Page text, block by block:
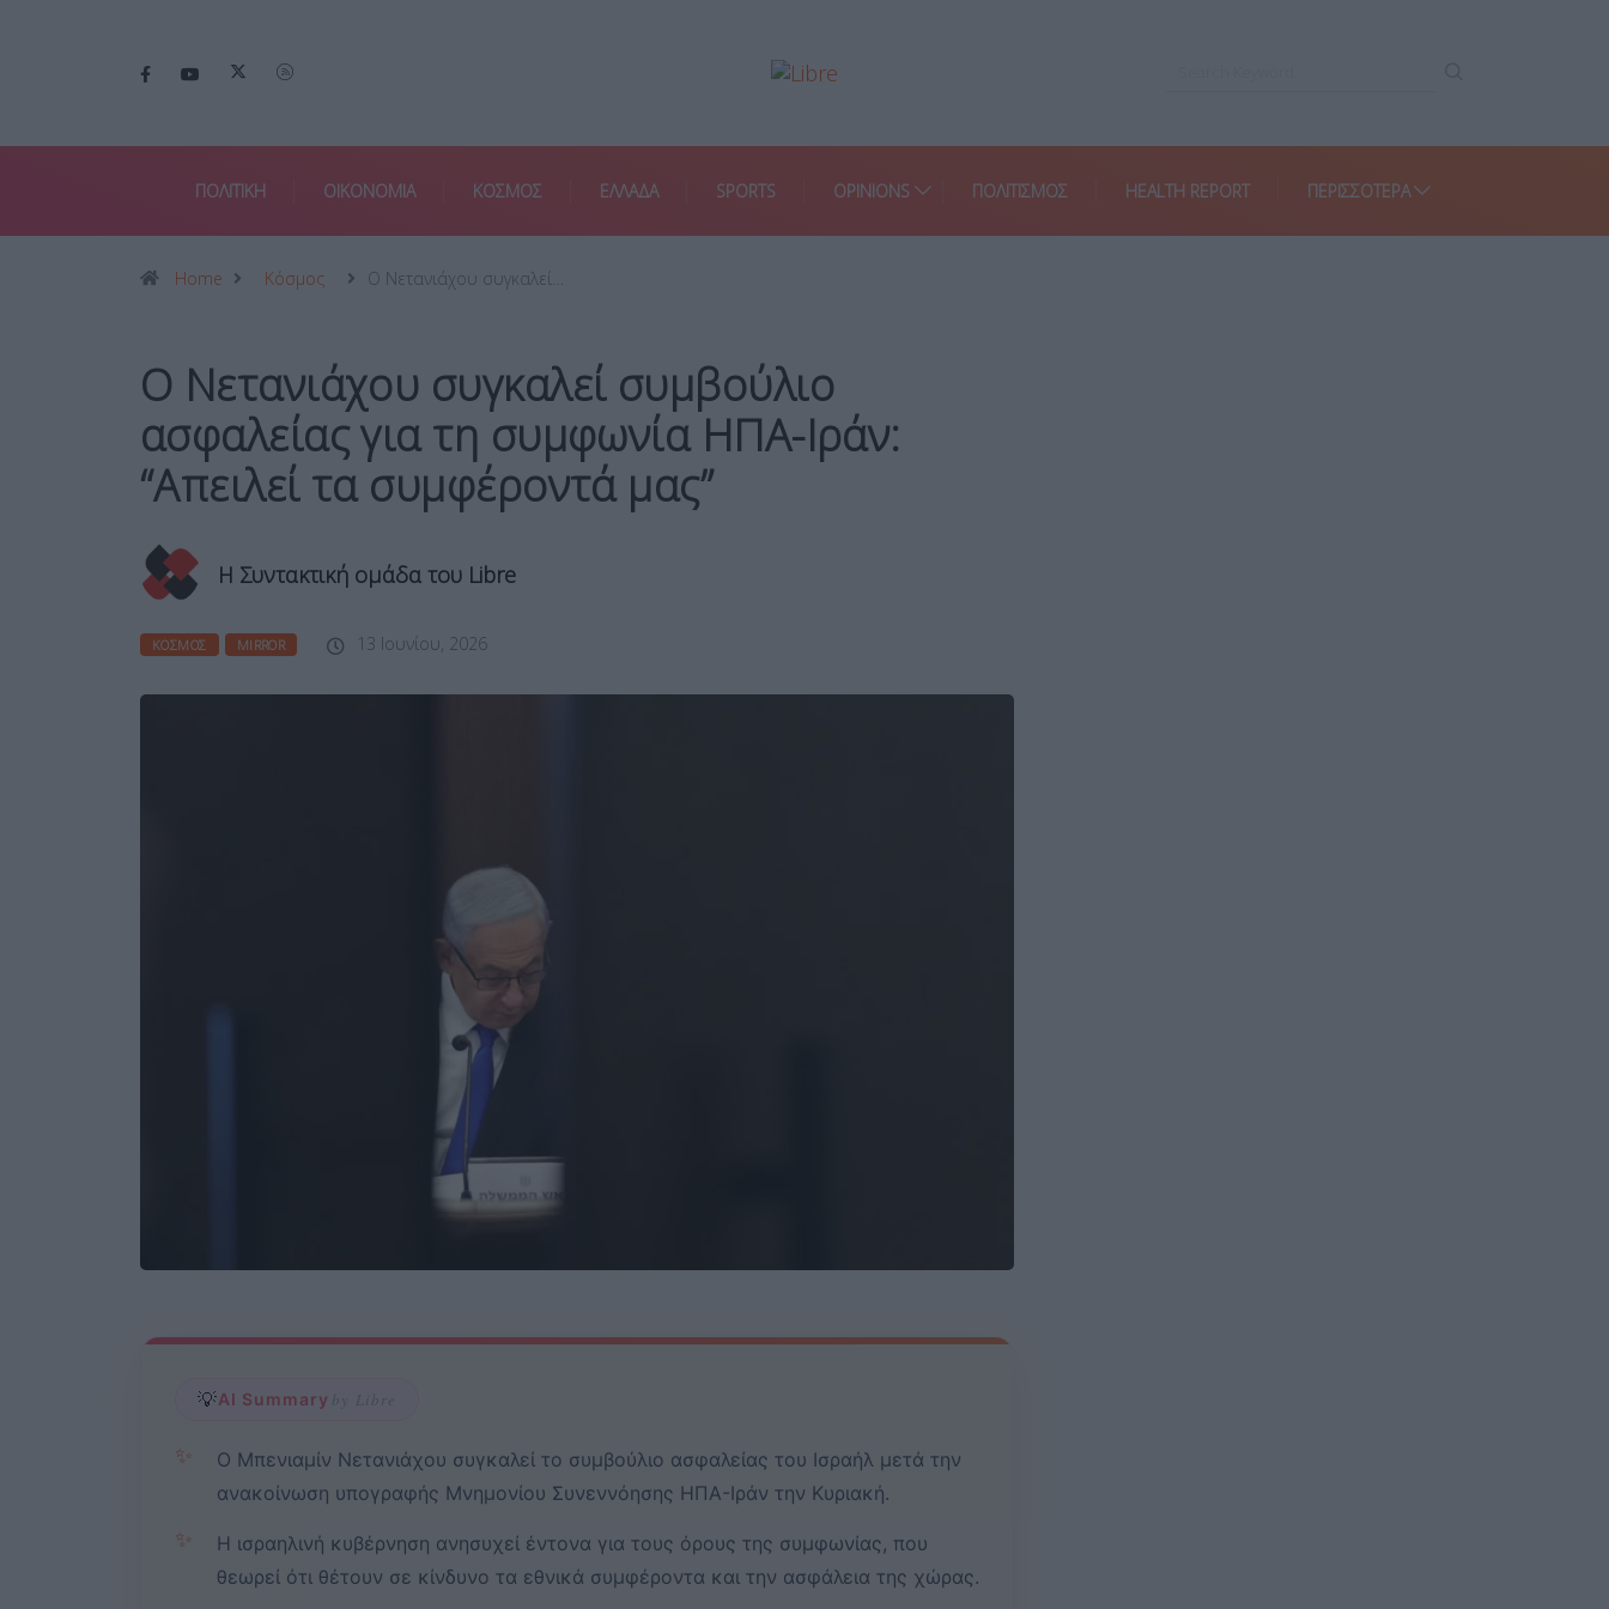
ΠΟΛΙΤΙΚΗ ΟΙΚΟΝΟΜΙΑ ΚΟΣΜΟΣ ΕΛΛΑΔΑ SPORTS OPINIONS ΠΟΛΙΤΙΣΜΟΣ HEALTH REPORT ΠΕΡΙΣΣΌΤΕΡΑ
Home Κόσμος Ο Νετανιάχου συγκαλεί…
Ο Νετανιάχου συγκαλεί συμβούλιο
ασφαλείας για τη συμφωνία ΗΠΑ-Ιράν:
“Απειλεί τα συμφέροντά μας”
Η Συντακτική ομάδα του Libre
ΚΌΣΜΟΣ MIRROR 13 Ιουνίου, 2026
💡AI Summary by Libre
✨
Ο Μπενιαμίν Νετανιάχου συγκαλεί το συμβούλιο ασφαλείας του Ισραήλ μετά την
ανακοίνωση υπογραφής Μνημονίου Συνεννόησης ΗΠΑ-Ιράν την Κυριακή.
✨
Η ισραηλινή κυβέρνηση ανησυχεί έντονα για τους όρους της συμφωνίας, που
θεωρεί ότι θέτουν σε κίνδυνο τα εθνικά συμφέροντα και την ασφάλεια της χώρας.